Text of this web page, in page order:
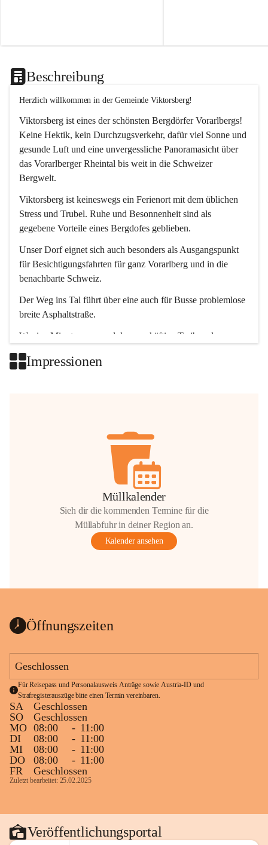
Beschreibung
Herzlich willkommen in der Gemeinde Viktorsberg!
Viktorsberg ist eines der schönsten Bergdörfer Vorarlbergs!
Keine Hektik, kein Durchzugsverkehr, dafür viel Sonne und
gesunde Luft und eine unvergessliche Panoramasicht über
das Vorarlberger Rheintal bis weit in die Schweizer
Bergwelt.
Viktorsberg ist keineswegs ein Ferienort mit dem üblichen
Stress und Trubel. Ruhe und Besonnenheit sind als
gegebene Vorteile eines Bergdofes geblieben.
Unser Dorf eignet sich auch besonders als Ausgangspunkt
für Besichtigungsfahrten für ganz Vorarlberg und in die
benachbarte Schweiz.
Der Weg ins Tal führt über eine auch für Busse problemlose
breite Asphaltstraße.
Wenige Minuten nur, und das geschäftige Treiben der
Impressionen
Müllkalender
Sieh dir die kommenden Termine für die
Müllabfuhr in deiner Region an.
Kalender ansehen
Öffnungszeiten
Geschlossen
Für Reisepass und Personalausweis Anträge sowie Austria-ID und
Strafregisterauszüge bitte einen Termin vereinbaren.
SA
Geschlossen
SO
Geschlossen
MO 08:00 - 11:00
DI
08:00 - 11:00
MI
08:00 - 11:00
DO
08:00 - 11:00
FR
Geschlossen
Zuletzt bearbeitet: 25.02.2025
Veröffentlichungsportal